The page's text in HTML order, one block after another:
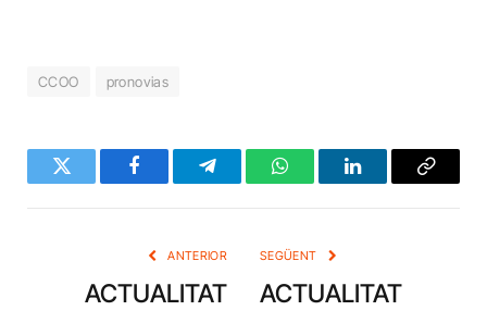
CCOO pronovias
Twitter FacebookTelegramWhatsAppLinkedInCopy
ANTERIOR
ACTUALITAT
SEGÜENT
ACTUALITAT